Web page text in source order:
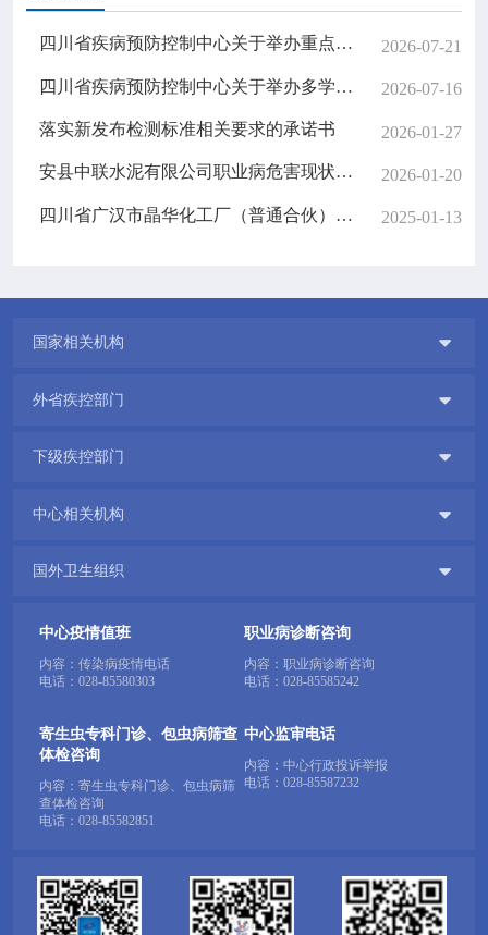
四川省疾病预防控制中心关于举办重点病毒性传染病实验室检测技术进展与检测能力提升培训班的公告 2026-07-21
四川省疾病预防控制中心关于举办多学科融合职业健康检查与职业病诊断能力提升培训班的公告 2026-07-16
落实新发布检测标准相关要求的承诺书 2026-01-27
安县中联水泥有限公司职业病危害现状评价报告信息网上公开记录表 2026-01-20
四川省广汉市晶华化工厂（普通合伙）职业病危害现状评价报告信息网上公开记录表 2025-01-13
国家相关机构 
外省疾控部门 
下级疾控部门 
中心相关机构 
国外卫生组织 
中心疫情值班
内容：传染病疫情电话
电话： 028-85580303
职业病诊断咨询
内容：职业病诊断咨询
电话： 028-85585242
寄生虫专科门诊、包虫病筛查
体检咨询
内容：寄生虫专科门诊、包虫病筛
查体检咨询
电话： 028-85582851
中心监审电话
内容：中心行政投诉举报
电话： 028-85587232